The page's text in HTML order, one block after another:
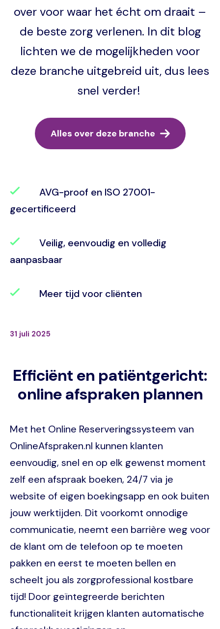
over voor waar het écht om draait –
de beste zorg verlenen. In dit blog
lichten we de mogelijkheden voor
deze branche uitgebreid uit, dus lees
snel verder!
Alles over deze branche
AVG-proof en ISO 27001-
gecertificeerd
Veilig, eenvoudig en volledig
aanpasbaar
Meer tijd voor cliënten
31 juli 2025
Efficiënt en patiëntgericht:
online afspraken plannen
Met het Online Reserveringssysteem van
OnlineAfspraken.nl kunnen klanten
eenvoudig, snel en op elk gewenst moment
zelf een afspraak boeken, 24/7 via je
website of eigen boekingsapp en ook buiten
jouw werktijden. Dit voorkomt onnodige
communicatie, neemt een barrière weg voor
de klant om de telefoon op te moeten
pakken en eerst te moeten bellen en
scheelt jou als zorgprofessional kostbare
tijd! Door geïntegreerde berichten
functionaliteit krijgen klanten automatische